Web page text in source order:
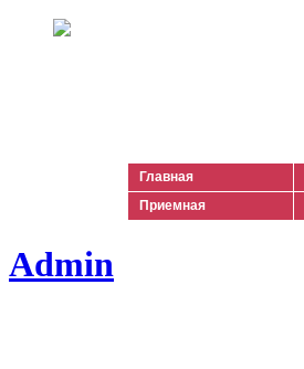
Главная
Приемная
Admin